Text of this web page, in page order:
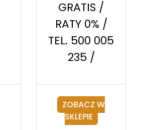
GRATIS /
RATY 0% /
TEL. 500 005
235 /
ZOBACZ W
SKLEPIE